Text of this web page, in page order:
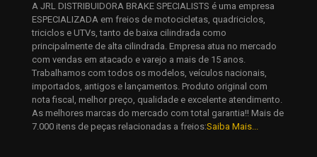
Salvar meus dados neste navegador para a próxima vez que
eu comentar.
A JRL DISTRIBUIDORA BRAKE SPECIALISTS é uma empresa
ESPECIALIZADA em freios de motocicletas, quadriciclos,
triciclos e UTVs, tanto de baixa cilindrada como
principalmente de alta cilindrada. Empresa atua no mercado
com vendas em atacado e varejo a mais de 15 anos.
Trabalhamos com todos os modelos, veículos nacionais,
importados, antigos e lançamentos. Produto original com
nota fiscal, melhor preço, qualidade e excelente atendimento.
As melhores marcas do mercado com total garantia!! Mais de
7.000 itens de peças relacionadas a freios:Saiba Mais...